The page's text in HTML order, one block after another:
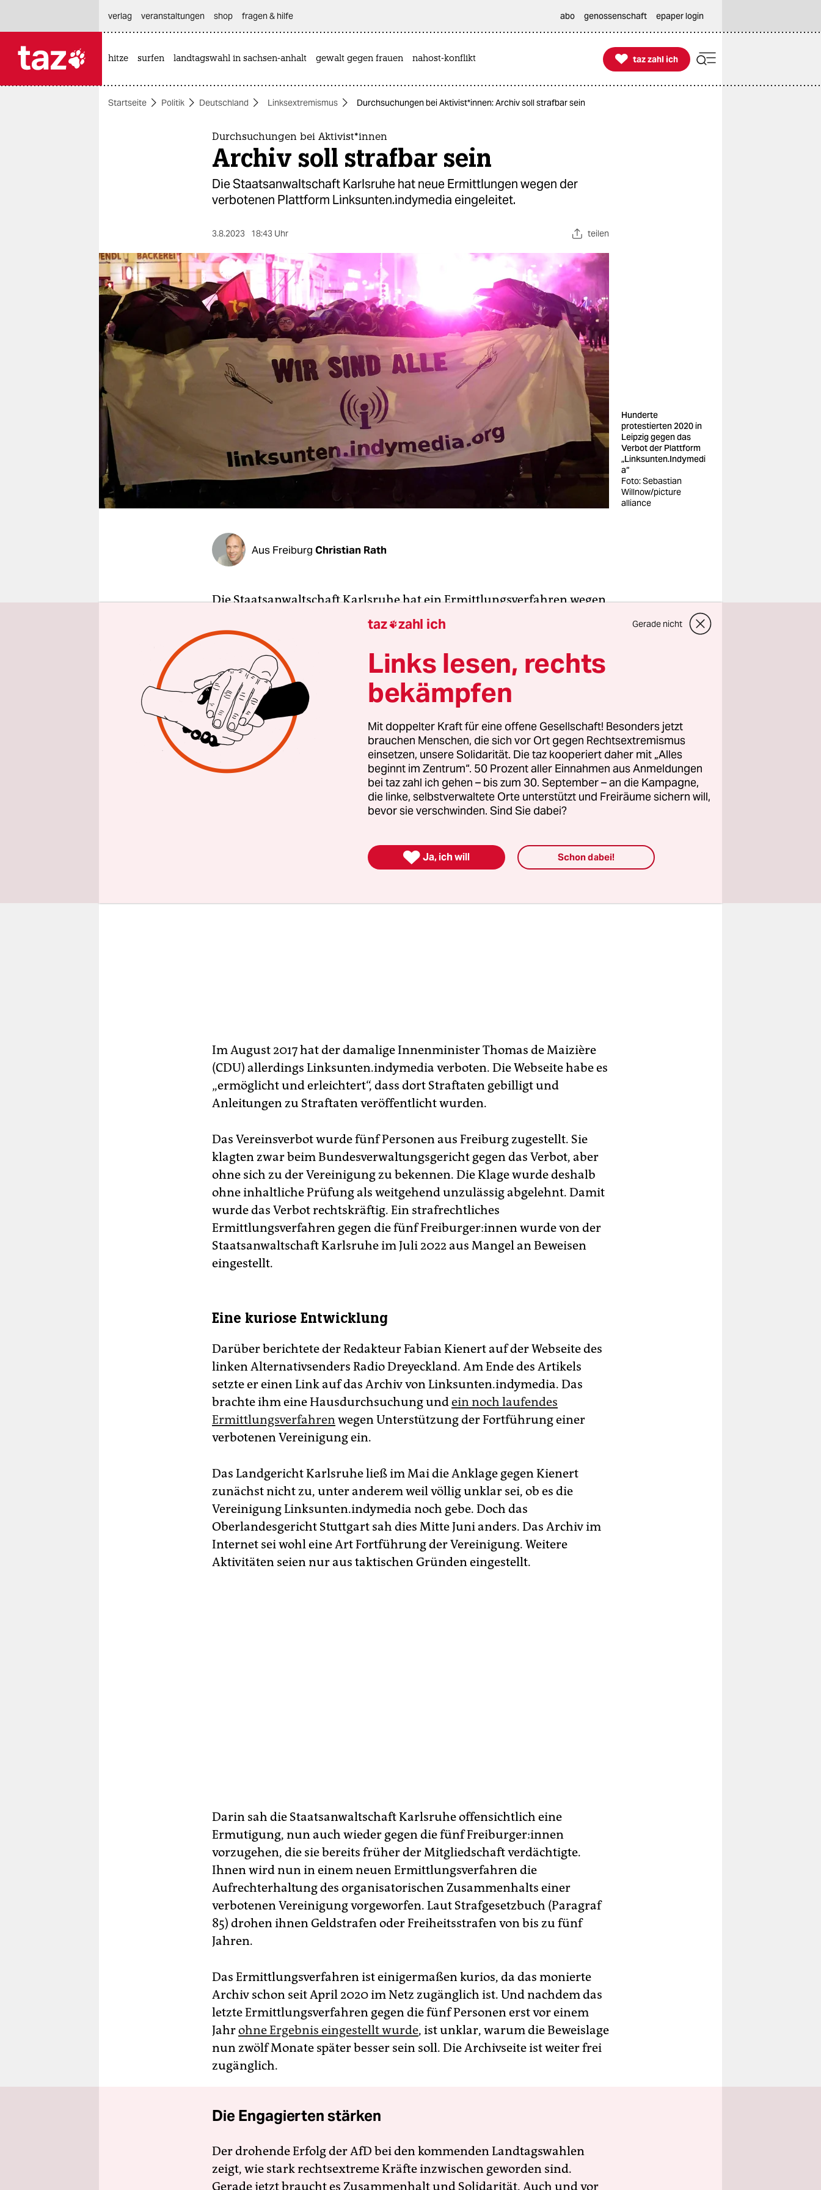
themen
berlin
nord
wahrheit
verlag
veranstaltungen
shop
fragen & hilfe
unterstützen
abo
verlag
veranstaltungen shop fragen & hilfe abo genossenschaft epaper login
hitze surfen landtagswahl in sachsen-anhalt gewalt gegen frauen nahost-konflikt 
taz zahl ich
taz zahl ich
Startseite Politik Deutschland Linksextremismus Durchsuchungen bei Ak­ti­vis­t*in­nen: Archiv soll strafbar sein
Durchsuchungen bei Ak­ti­vis­t*in­nen
Archiv soll strafbar sein
Die Staatsanwaltschaft Karlsruhe hat neue Ermittlungen wegen der
verbotenen Plattform Linksunten.indymedia eingeleitet.
3.8.2023 18:43 Uhr teilen
Hunderte
protestierten 2020 in
Leipzig gegen das
Verbot der Plattform
„Linksunten.Indymedi
a“
Foto: Sebastian
Willnow/picture
alliance
Aus Freiburg Christian Rath
Die Staatsanwaltschaft Karlsruhe hat ein Ermittlungsverfahren wegen
Fortführung der verbotenen Vereinigung Linksunten.indymedia
eingeleitet. Den fünf Beschuldigten aus Freiburg wird vorgeworfen,
dass sie das Archiv der 2017 verbotenen Plattform öffentlich
zugänglich gemacht haben. Bei vier Männern und einer Frau fanden
am frühen Mittwochmorgen Wohnungsdurchsuchungen statt.
Linksunten.indymedia spaltete sich 2008 von dem heute noch
bestehenden und nicht verbotenen Projekt de.indymedia.org ab.
„Linksunten“ steht dabei für Südbaden. Weil das Projekt auch illegale
Inhalte ohne Zensur postete, wurde es schnell zur relevantesten
linksextremistischen Plattform Deutschlands.
Im August 2017 hat der damalige Innenminister Thomas de Maizière
(CDU) allerdings Linksunten.indymedia verboten. Die Webseite habe es
„ermöglicht und erleichtert“, dass dort Straftaten gebilligt und
Anleitungen zu Straftaten veröffentlicht wurden.
Das Vereinsverbot wurde fünf Personen aus Freiburg zugestellt. Sie
klagten zwar beim Bundesverwaltungsgericht gegen das Verbot, aber
ohne sich zu der Vereinigung zu bekennen. Die Klage wurde deshalb
ohne inhaltliche Prüfung als weitgehend unzulässig abgelehnt. Damit
wurde das Verbot rechtskräftig. Ein strafrechtliches
Ermittlungsverfahren gegen die fünf Frei­bur­ge­r:in­nen wurde von der
Staatsanwaltschaft Karlsruhe im Juli 2022 aus Mangel an Beweisen
eingestellt.
Eine kuriose Entwicklung
Darüber berichtete der Redakteur Fabian Kienert auf der Webseite des
linken Alternativsenders Radio Dreyeckland. Am Ende des Artikels
setzte er einen Link auf das Archiv von Linksunten.indymedia. Das
brachte ihm eine Hausdurchsuchung undein noch laufendes
Ermittlungsverfahrenwegen Unterstützung der Fortführung einer
verbotenen Vereinigung ein.
Das Landgericht Karlsruhe ließ im Mai die Anklage gegen Kienert
zunächst nicht zu, unter anderem weil völlig unklar sei, ob es die
Vereinigung Linksunten.indymedia noch gebe. Doch das
Oberlandesgericht Stuttgart sah dies Mitte Juni anders. Das Archiv im
Internet sei wohl eine Art Fortführung der Vereinigung. Weitere
Aktivitäten seien nur aus taktischen Gründen eingestellt.
Darin sah die Staatsanwaltschaft Karlsruhe offensichtlich eine
Ermutigung, nun auch wieder gegen die fünf Frei­bur­ge­r:in­nen
vorzugehen, die sie bereits früher der Mitgliedschaft verdächtigte.
Ihnen wird nun in einem neuen Ermittlungsverfahren die
Aufrechterhaltung des organisatorischen Zusammenhalts einer
verbotenen Vereinigung vorgeworfen. Laut Strafgesetzbuch (Paragraf
85) drohen ihnen Geldstrafen oder Freiheitsstrafen von bis zu fünf
Jahren.
Das Ermittlungsverfahren ist einigermaßen kurios, da das monierte
Archiv schon seit April 2020 im Netz zugänglich ist. Und nachdem das
letzte Ermittlungsverfahren gegen die fünf Personen erst vor einem
Jahrohne Ergebnis eingestellt wurde, ist unklar, warum die Beweislage
nun zwölf Monate später besser sein soll. Die Archivseite ist weiter frei
zugänglich.
Die Engagierten stärken
Der drohende Erfolg der AfD bei den kommenden Landtagswahlen
zeigt, wie stark rechtsextreme Kräfte inzwischen geworden sind.
Gerade jetzt braucht es Zusammenhalt und Solidarität. Auch und vor
taz zahl ich Gerade nicht
Links lesen, rechts
bekämpfen
Mit doppelter Kraft für eine offene Gesellschaft! Besonders jetzt
brauchen Menschen, die sich vor Ort gegen Rechtsextremismus
einsetzen, unsere Solidarität. Die taz kooperiert daher mit „Alles
beginnt im Zentrum“. 50 Prozent aller Einnahmen aus Anmeldungen
bei taz zahl ich gehen – bis zum 30. September – an die Kampagne,
die linke, selbstverwaltete Orte unterstützt und Freiräume sichern will,
bevor sie verschwinden. Sind Sie dabei?
 Ja, ich will Schon dabei!